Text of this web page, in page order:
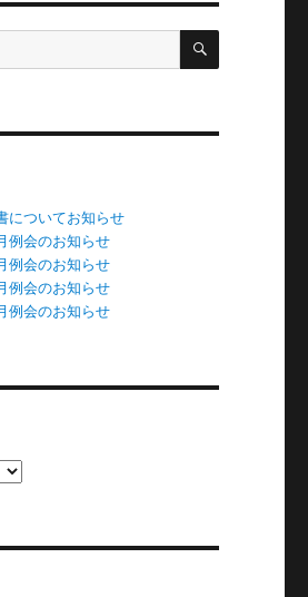
検
についてお知らせ
例会のお知らせ
例会のお知らせ
例会のお知らせ
例会のお知らせ